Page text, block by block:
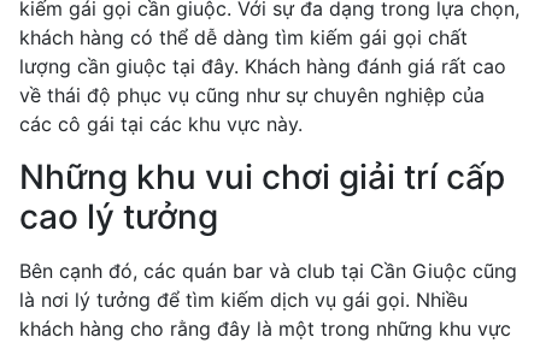
kiếm gái gọi cần giuộc. Với sự đa dạng trong lựa chọn,
khách hàng có thể dễ dàng tìm kiếm gái gọi chất
lượng cần giuộc tại đây. Khách hàng đánh giá rất cao
về thái độ phục vụ cũng như sự chuyên nghiệp của
các cô gái tại các khu vực này.
Những khu vui chơi giải trí cấp
cao lý tưởng
Bên cạnh đó, các quán bar và club tại Cần Giuộc cũng
là nơi lý tưởng để tìm kiếm dịch vụ gái gọi. Nhiều
khách hàng cho rằng đây là một trong những khu vực